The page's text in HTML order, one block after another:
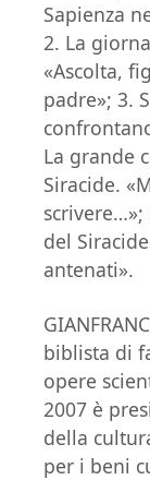
Sapienza
2. La
«Ascolta,
padre»; 3.
La grande
Siracide.
del
antenati».
biblista di
opere
2007 è
della
per i beni